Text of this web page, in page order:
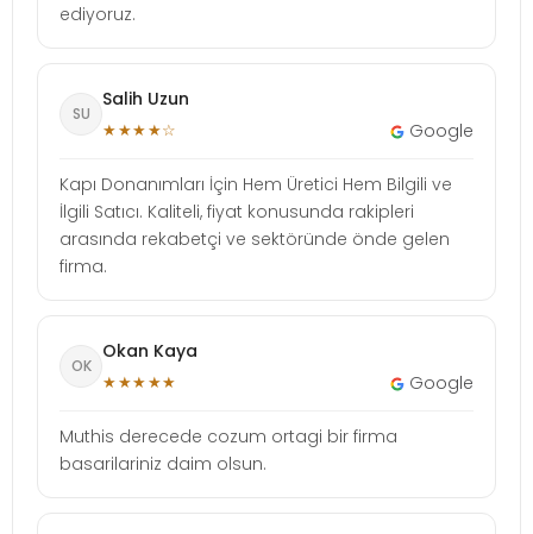
ediyoruz.
SU
Salih Uzun
★★★★☆ Google
Kapı Donanımları İçin Hem Üretici Hem Bilgili ve
İlgili Satıcı. Kaliteli, fiyat konusunda rakipleri
arasında rekabetçi ve sektöründe önde gelen
firma.
OK
Okan Kaya
★★★★★ Google
Muthis derecede cozum ortagi bir firma
basarilariniz daim olsun.